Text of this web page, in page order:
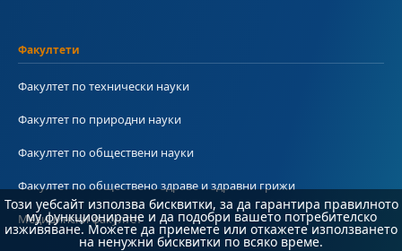
Факултети
Факултет по технически науки
Факултет по природни науки
Факултет по обществени науки
Факултет по обществено здраве и здравни грижи
Медицински факултет
Този уебсайт използва бисквитки, за да гарантира правилното
му функциониране и да подобри вашето потребителско
изживяване. Можете да приемете или откажете използването
на ненужни бисквитки по всяко време.